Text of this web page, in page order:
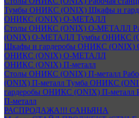
Тумбы ОНИКС (ONIX) Шкафы и
ОНИКС (ONIX) O-МЕТАЛЛ
Столы ОНИКС (ONIX) O-МЕТАЛЛ
(ONIX) O-МЕТАЛЛ Тумбы ОНИКС
Шкафы и гардеробы ОНИКС
ОНИКС (ONIX) O-МЕТАЛЛ
ОНИКС (ONIX) П-металл
Столы ОНИКС (ONIX) П-металл
(ONIX) П-металл Тумба ОНИКС
гардеробы ОНИКС (ONIX) П-металл
П-металл
РАСПРОДАЖА!!! САНЬЯНА